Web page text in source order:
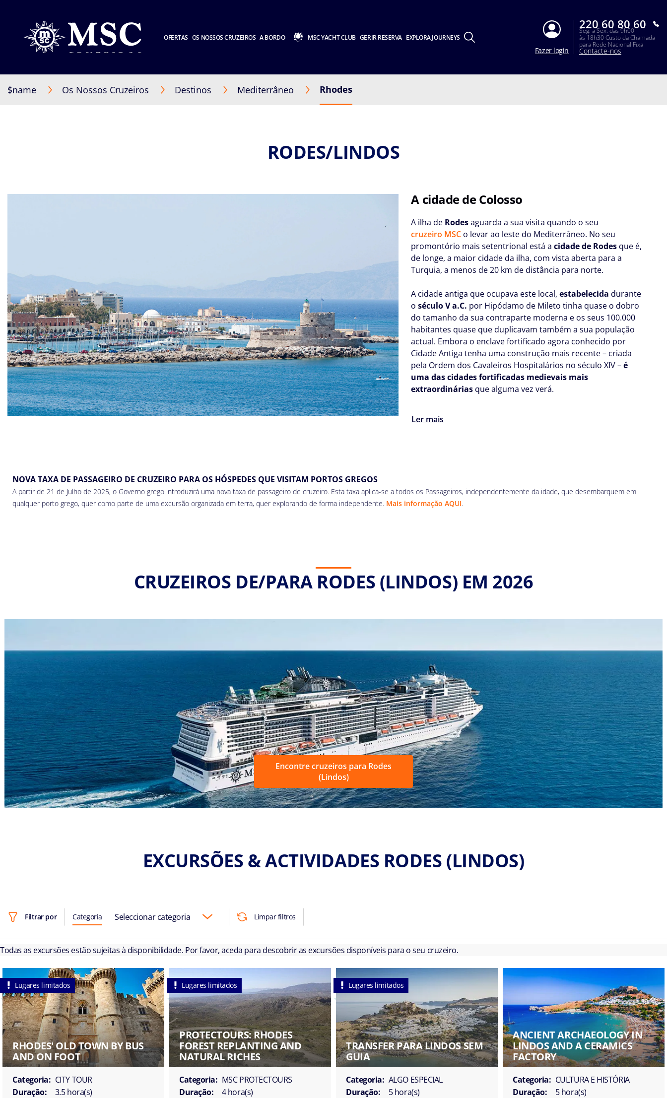
OFERTAS OS NOSSOS CRUZEIROS A BORDO MSC YACHT CLUB GERIR RESERVA EXPLORA JOURNEYS
Fazer login
220 60 80 60
Seg. a Sex. das 9h00
às 18h30 Custo da Chamada
para Rede Nacional Fixa
Contacte-nos
$name Os Nossos Cruzeiros Destinos Mediterrâneo Rhodes
RODES/LINDOS
A cidade de Colosso
A ilha de Rodesaguarda a sua visita quando o seu
cruzeiro MSC o levar ao leste do Mediterrâneo. No seu
promontório mais setentrional está acidade de Rodes que é,
de longe, a maior cidade da ilha, com vista aberta para a
Turquia, a menos de 20 km de distância para norte.
A cidade antiga que ocupava este local,estabelecida durante
oséculo V a.C. por Hipódamo de Mileto tinha quase o dobro
do tamanho da sua contraparte moderna e os seus 100.000
habitantes quase que duplicavam também a sua população
actual. Embora o enclave fortificado agora conhecido por
Cidade Antiga tenha uma construção mais recente – criada
pela Ordem dos Cavaleiros Hospitalários no século XIV –é
uma das cidades fortificadas medievais mais
extraordinárias que alguma vez verá.
Ler mais
NOVA TAXA DE PASSAGEIRO DE CRUZEIRO PARA OS HÓSPEDES QUE VISITAM PORTOS GREGOS
A partir de 21 de Julho de 2025, o Governo grego introduzirá uma nova taxa de passageiro de cruzeiro. Esta taxa aplica-se a todos os Passageiros, independentemente da idade, que desembarquem em
qualquer porto grego, quer como parte de uma excursão organizada em terra, quer explorando de forma independente. Mais informação AQUI.
CRUZEIROS DE/PARA RODES (LINDOS) EM 2026
Encontre cruzeiros para Rodes
(Lindos)
EXCURSÕES & ACTIVIDADES RODES (LINDOS)
Filtrar por Categoria Seleccionar categoria Limpar filtros
Todas as excursões estão sujeitas à disponibilidade. Por favor, aceda para descobrir as excursões disponíveis para o seu cruzeiro.
Lugares limitados
RHODES' OLD TOWN BY BUS
AND ON FOOT
Categoria: CITY TOUR
Duração:
3.5 hora(s)
Lugares limitados
PROTECTOURS: RHODES
FOREST REPLANTING AND
NATURAL RICHES
Categoria: MSC PROTECTOURS
Duração:
4 hora(s)
Lugares limitados
TRANSFER PARA LINDOS SEM
GUIA
Categoria: ALGO ESPECIAL
Duração:
5 hora(s)
ANCIENT ARCHAEOLOGY IN
LINDOS AND A CERAMICS
FACTORY
Categoria: CULTURA E HISTÓRIA
Duração:
5 hora(s)